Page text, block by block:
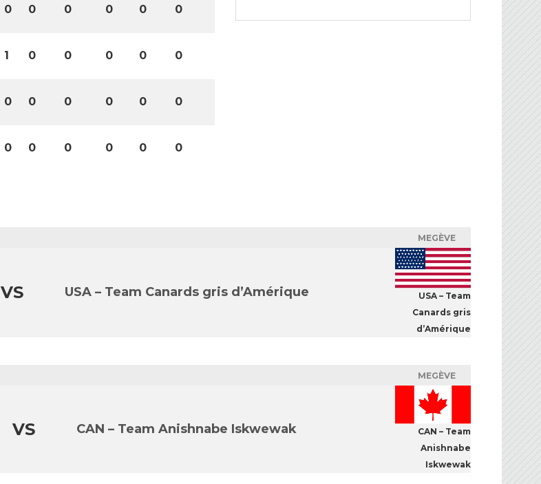
0 0 0 0 0 0
1 0 0 0 0 0
0 0 0 0 0 0
0 0 0 0 0 0
MEGÈVE
VS USA – Team Canards gris d’Amérique
USA – Team
Canards gris
d’Amérique
MEGÈVE
VS CAN – Team Anishnabe Iskwewak
CAN – Team
Anishnabe
Iskwewak